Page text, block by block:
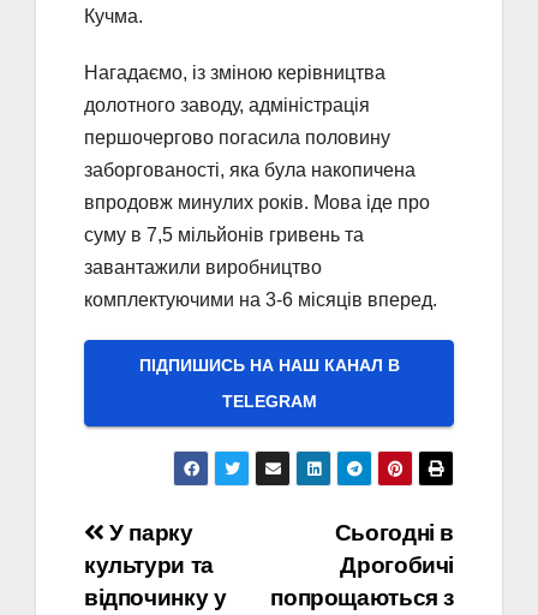
Кучма.
Нагадаємо, із зміною керівництва
долотного заводу, адміністрація
першочергово погасила половину
заборгованості, яка була накопичена
впродовж минулих років. Мова іде про
суму в 7,5 мільйонів гривень та
завантажили виробництво
комплектуючими на 3-6 місяців вперед.
ПІДПИШИСЬ НА НАШ КАНАЛ В
ТELEGRAM
Навігація
записів
Сьогодні в
Дрогобичі
попрощаються з
У парку
культури та
відпочинку у